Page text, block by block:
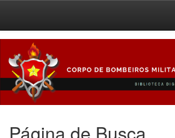
navigation
Página de Busca